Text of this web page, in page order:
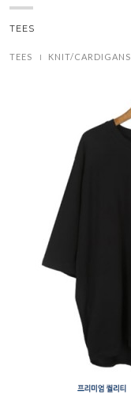
TEES
TEES KNIT/CARDIGANS